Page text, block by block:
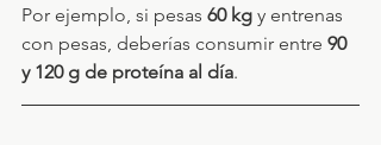
Por ejemplo, si pesas 60 kg y entrenas
con pesas, deberías consumir entre 90
y 120 g de proteína al día.